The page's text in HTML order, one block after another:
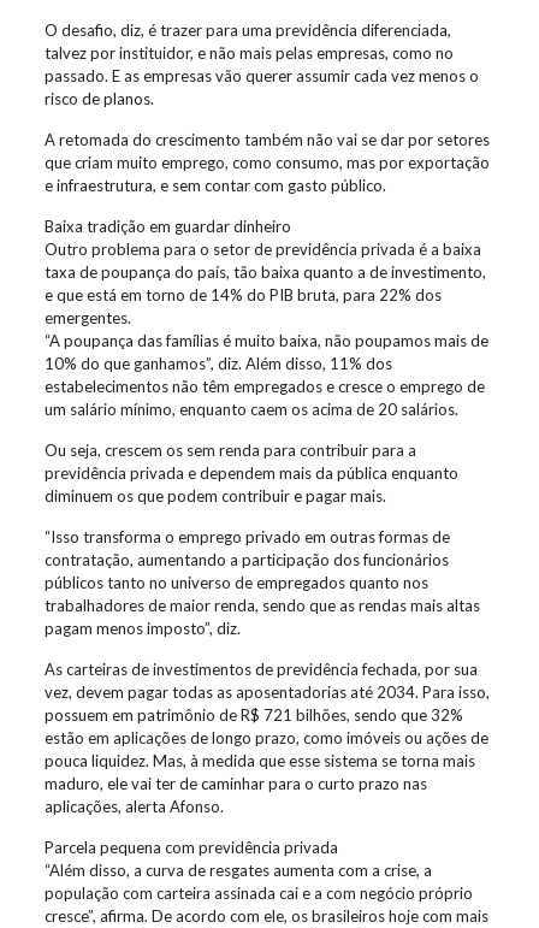
O desafio, diz, é trazer para uma previdência diferenciada,
talvez por instituidor, e não mais pelas empresas, como no
passado. E as empresas vão querer assumir cada vez menos o
risco de planos.
A retomada do crescimento também não vai se dar por setores
que criam muito emprego, como consumo, mas por exportação
e infraestrutura, e sem contar com gasto público.
Baixa tradição em guardar dinheiro
Outro problema para o setor de previdência privada é a baixa
taxa de poupança do país, tão baixa quanto a de investimento,
e que está em torno de 14% do PIB bruta, para 22% dos
emergentes.
“A poupança das famílias é muito baixa, não poupamos mais de
10% do que ganhamos”, diz. Além disso, 11% dos
estabelecimentos não têm empregados e cresce o emprego de
um salário mínimo, enquanto caem os acima de 20 salários.
Ou seja, crescem os sem renda para contribuir para a
previdência privada e dependem mais da pública enquanto
diminuem os que podem contribuir e pagar mais.
“Isso transforma o emprego privado em outras formas de
contratação, aumentando a participação dos funcionários
públicos tanto no universo de empregados quanto nos
trabalhadores de maior renda, sendo que as rendas mais altas
pagam menos imposto”, diz.
As carteiras de investimentos de previdência fechada, por sua
vez, devem pagar todas as aposentadorias até 2034. Para isso,
possuem em patrimônio de R$ 721 bilhões, sendo que 32%
estão em aplicações de longo prazo, como imóveis ou ações de
pouca liquidez. Mas, à medida que esse sistema se torna mais
maduro, ele vai ter de caminhar para o curto prazo nas
aplicações, alerta Afonso.
Parcela pequena com previdência privada
“Além disso, a curva de resgates aumenta com a crise, a
população com carteira assinada cai e a com negócio próprio
cresce”, afirma. De acordo com ele, os brasileiros hoje com mais